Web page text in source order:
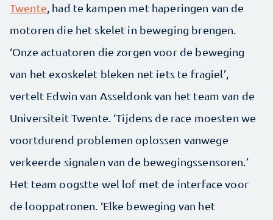
Twente , had te kampen met haperingen van de
motoren die het skelet in beweging brengen.
‘Onze actuatoren die zorgen voor de beweging
van het exoskelet bleken net iets te fragiel’,
vertelt Edwin van Asseldonk van het team van de
Universiteit Twente. ‘Tijdens de race moesten we
voortdurend problemen oplossen vanwege
verkeerde signalen van de bewegingssensoren.’
Het team oogstte wel lof met de interface voor
de looppatronen. ‘Elke beweging van het